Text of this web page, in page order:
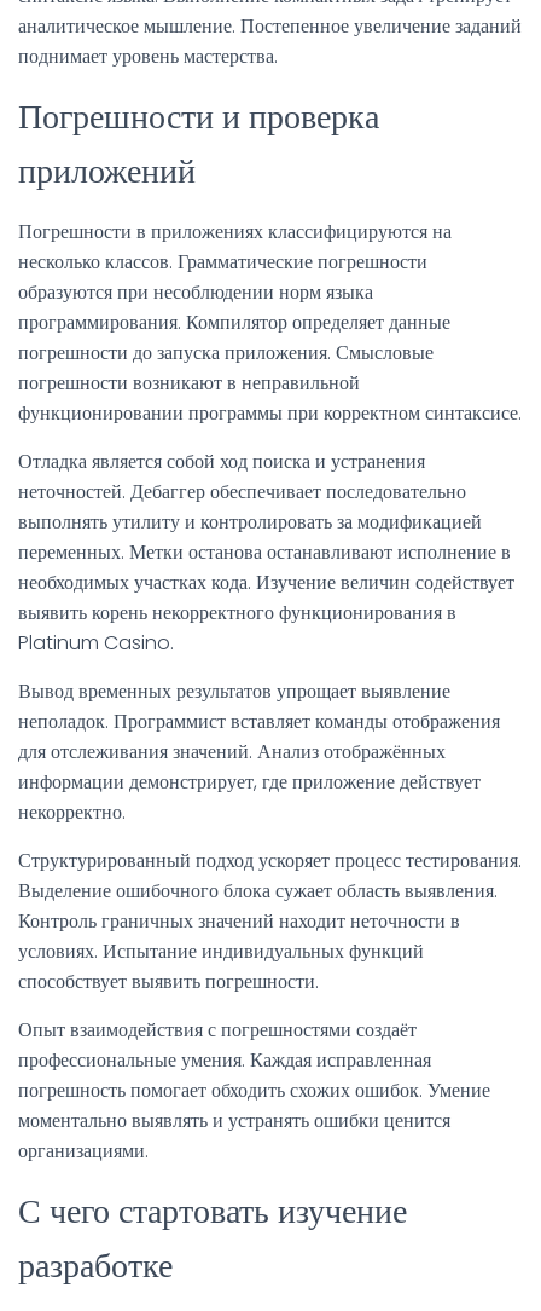
аналитическое мышление. Постепенное увеличение заданий
поднимает уровень мастерства.
Погрешности и проверка
приложений
Погрешности в приложениях классифицируются на
несколько классов. Грамматические погрешности
образуются при несоблюдении норм языка
программирования. Компилятор определяет данные
погрешности до запуска приложения. Смысловые
погрешности возникают в неправильной
функционировании программы при корректном синтаксисе.
Отладка является собой ход поиска и устранения
неточностей. Дебаггер обеспечивает последовательно
выполнять утилиту и контролировать за модификацией
переменных. Метки останова останавливают исполнение в
необходимых участках кода. Изучение величин содействует
выявить корень некорректного функционирования в
Platinum Casino.
Вывод временных результатов упрощает выявление
неполадок. Программист вставляет команды отображения
для отслеживания значений. Анализ отображённых
информации демонстрирует, где приложение действует
некорректно.
Структурированный подход ускоряет процесс тестирования.
Выделение ошибочного блока сужает область выявления.
Контроль граничных значений находит неточности в
условиях. Испытание индивидуальных функций
способствует выявить погрешности.
Опыт взаимодействия с погрешностями создаёт
профессиональные умения. Каждая исправленная
погрешность помогает обходить схожих ошибок. Умение
моментально выявлять и устранять ошибки ценится
организациями.
С чего стартовать изучение
разработке